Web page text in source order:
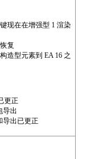
现在在增强型 1 渲染
复
造型元素到 EA 16 之
更正
导出
导出已更正